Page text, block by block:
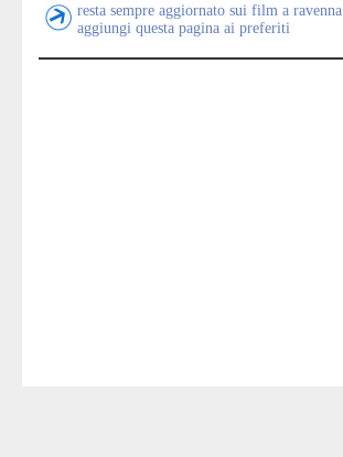
resta sempre aggiornato sui film a ravenna
aggiungi questa pagina ai preferiti